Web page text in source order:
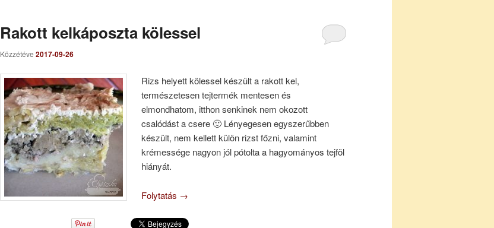
Rakott kelkáposzta kölessel
Közzétéve 2017-09-26
Rizs helyett kölessel készült a rakott kel,
természetesen tejtermék mentesen és
elmondhatom, itthon senkinek nem okozott
csalódást a csere 🙂 Lényegesen egyszerűbben
készült, nem kellett külön rizst főzni, valamint
krémessége nagyon jól pótolta a hagyományos tejföl
hiányát.
Folytatás →